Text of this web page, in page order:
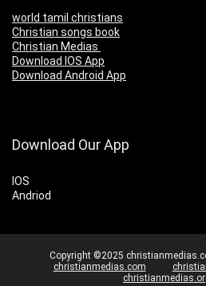
world tamil christians
Christian songs book
Christian Medias
Download IOS App
Download Android App
Download Our App
IOS
Andriod
Copyright ©2025
christianmedias.com